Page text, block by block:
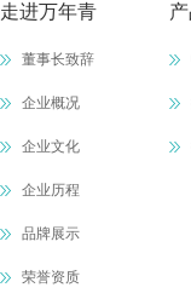
走进万年青
董事长致辞
企业概况
企业文化
企业历程
品牌展示
荣誉资质